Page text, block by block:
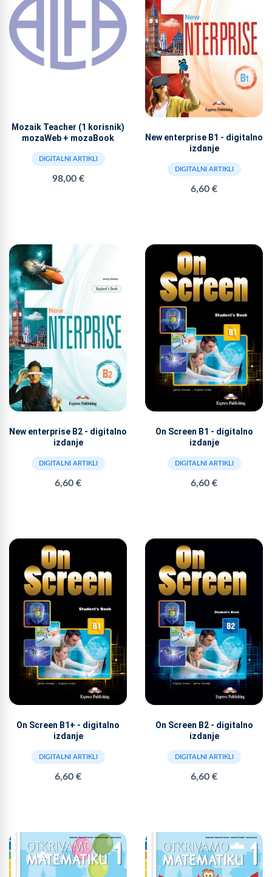
Mozaik Teacher (1 korisnik)
mozaWeb + mozaBook
DIGITALNI ARTIKLI
98,00 €
New enterprise B1 - digitalno
izdanje
DIGITALNI ARTIKLI
6,60 €
New enterprise B2 - digitalno
izdanje
DIGITALNI ARTIKLI
6,60 €
On Screen B1 - digitalno
izdanje
DIGITALNI ARTIKLI
6,60 €
On Screen B1+ - digitalno
izdanje
DIGITALNI ARTIKLI
6,60 €
On Screen B2 - digitalno
izdanje
DIGITALNI ARTIKLI
6,60 €